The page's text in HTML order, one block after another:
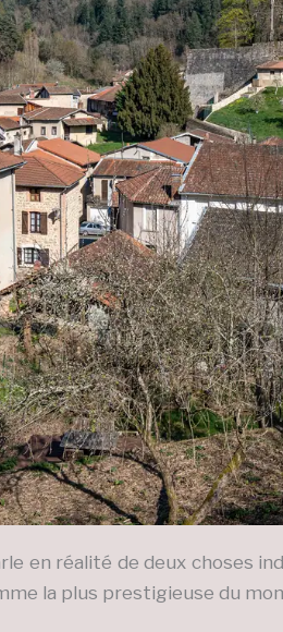
en réalité de deux choses
la plus prestigieuse du